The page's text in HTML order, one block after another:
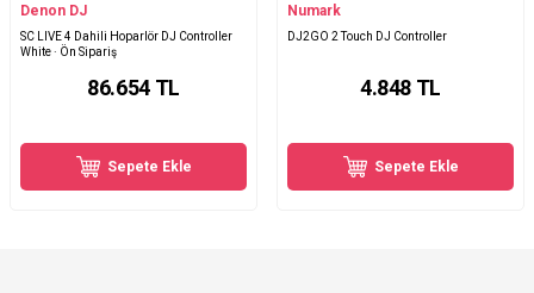
Denon DJ
SC LIVE 4 Dahili Hoparlör DJ Controller
White · Ön Sipariş
86.654TL
Sepete Ekle
Numark
DJ2GO 2 Touch DJ Controller
4.848 TL
Sepete Ekle